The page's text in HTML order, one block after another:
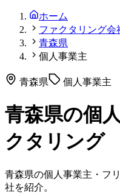
ホーム
ファクタリング会
青森県
個人事業主
青森県 個人事業主
青森県の個
クタリング
青森県の個人事業主・フ
社を紹介。